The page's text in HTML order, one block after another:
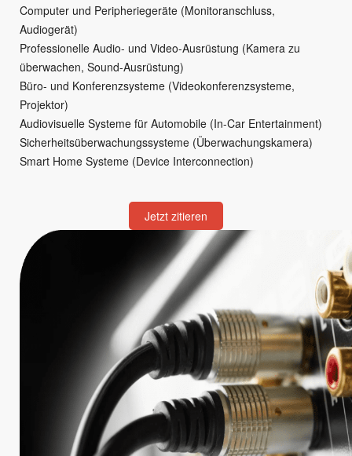
Computer und Peripheriegeräte (Monitoranschluss,
Audiogerät)
Professionelle Audio- und Video-Ausrüstung (Kamera zu
überwachen, Sound-Ausrüstung)
Büro- und Konferenzsysteme (Videokonferenzsysteme,
Projektor)
Audiovisuelle Systeme für Automobile (In-Car Entertainment)
Sicherheitsüberwachungssysteme (Überwachungskamera)
Smart Home Systeme (Device Interconnection)
Jetzt zitieren